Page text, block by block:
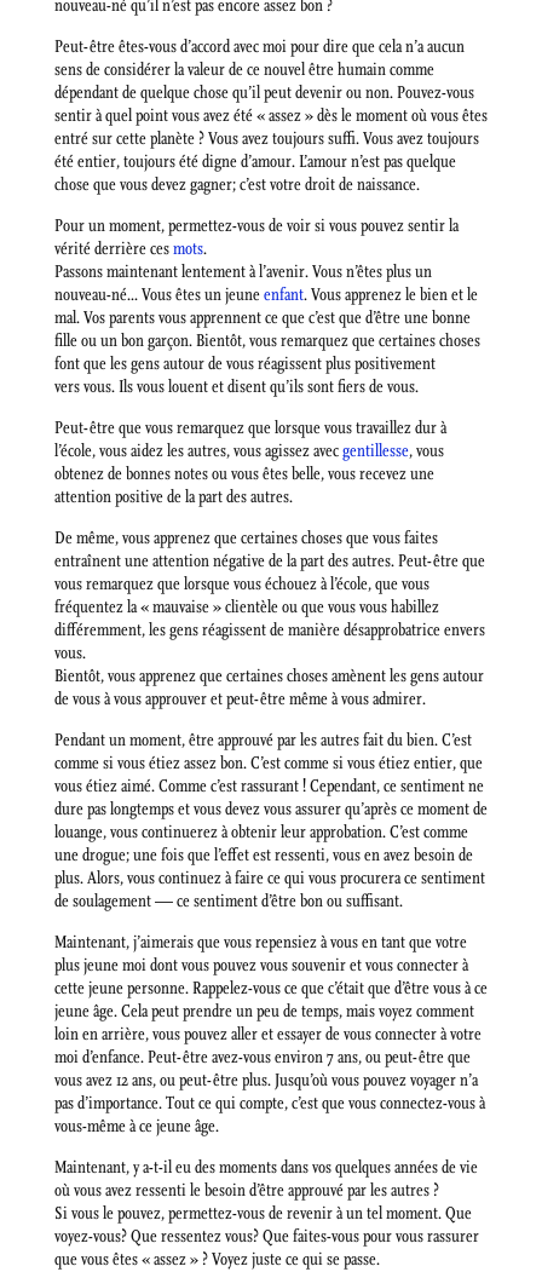
nouveau-né qu’il n’est pas encore assez bon ?
Peut-être êtes-vous d’accord avec moi pour dire que cela n’a aucun
sens de considérer la valeur de ce nouvel être humain comme
dépendant de quelque chose qu’il peut devenir ou non. Pouvez-vous
sentir à quel point vous avez été « assez » dès le moment où vous êtes
entré sur cette planète ? Vous avez toujours suffi. Vous avez toujours
été entier, toujours été digne d’amour. L’amour n’est pas quelque
chose que vous devez gagner; c’est votre droit de naissance.
Pour un moment, permettez-vous de voir si vous pouvez sentir la
vérité derrière cesmots.
Passons maintenant lentement à l’avenir. Vous n’êtes plus un
nouveau-né… Vous êtes un jeuneenfant. Vous apprenez le bien et le
mal. Vos parents vous apprennent ce que c’est que d’être une bonne
fille ou un bon garçon. Bientôt, vous remarquez que certaines choses
font que les gens autour de vous réagissent plus positivement
vers vous. Ils vous louent et disent qu’ils sont fiers de vous.
Peut-être que vous remarquez que lorsque vous travaillez dur à
l’école, vous aidez les autres, vous agissez avecgentillesse, vous
obtenez de bonnes notes ou vous êtes belle, vous recevez une
attention positive de la part des autres.
De même, vous apprenez que certaines choses que vous faites
entraînent une attention négative de la part des autres. Peut-être que
vous remarquez que lorsque vous échouez à l’école, que vous
fréquentez la « mauvaise » clientèle ou que vous vous habillez
différemment, les gens réagissent de manière désapprobatrice envers
vous.
Bientôt, vous apprenez que certaines choses amènent les gens autour
de vous à vous approuver et peut-être même à vous admirer.
Pendant un moment, être approuvé par les autres fait du bien. C’est
comme si vous étiez assez bon. C’est comme si vous étiez entier, que
vous étiez aimé. Comme c’est rassurant ! Cependant, ce sentiment ne
dure pas longtemps et vous devez vous assurer qu’après ce moment de
louange, vous continuerez à obtenir leur approbation. C’est comme
une drogue; une fois que l’effet est ressenti, vous en avez besoin de
plus. Alors, vous continuez à faire ce qui vous procurera ce sentiment
de soulagement — ce sentiment d’être bon ou suffisant.
Maintenant, j’aimerais que vous repensiez à vous en tant que votre
plus jeune moi dont vous pouvez vous souvenir et vous connecter à
cette jeune personne. Rappelez-vous ce que c’était que d’être vous à ce
jeune âge. Cela peut prendre un peu de temps, mais voyez comment
loin en arrière, vous pouvez aller et essayer de vous connecter à votre
moi d’enfance. Peut-être avez-vous environ 7 ans, ou peut-être que
vous avez 12 ans, ou peut-être plus. Jusqu’où vous pouvez voyager n’a
pas d’importance. Tout ce qui compte, c’est que vous connectez-vous à
vous-même à ce jeune âge.
Maintenant, y a-t-il eu des moments dans vos quelques années de vie
où vous avez ressenti le besoin d’être approuvé par les autres ?
Si vous le pouvez, permettez-vous de revenir à un tel moment. Que
voyez-vous? Que ressentez vous? Que faites-vous pour vous rassurer
que vous êtes « assez » ? Voyez juste ce qui se passe.